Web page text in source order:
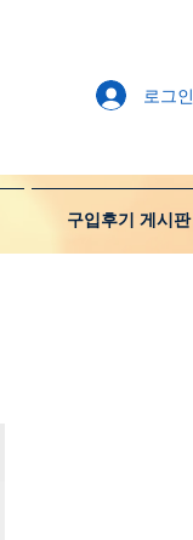
구입후기 게시판
로그인